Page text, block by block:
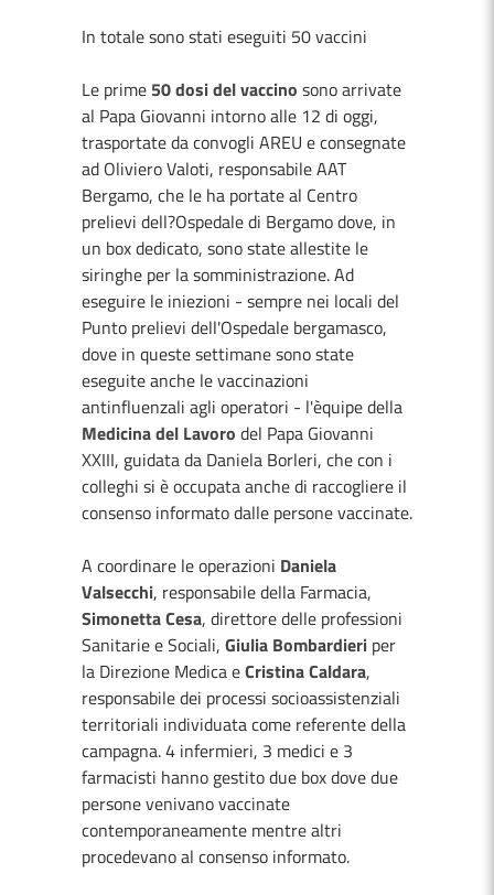
In totale sono stati eseguiti 50 vaccini
Le prime 50 dosi del vaccino sono arrivate
al Papa Giovanni intorno alle 12 di oggi,
trasportate da convogli AREU e consegnate
ad Oliviero Valoti, responsabile AAT
Bergamo, che le ha portate al Centro
prelievi dell?Ospedale di Bergamo dove, in
un box dedicato, sono state allestite le
siringhe per la somministrazione. Ad
eseguire le iniezioni - sempre nei locali del
Punto prelievi dell'Ospedale bergamasco,
dove in queste settimane sono state
eseguite anche le vaccinazioni
antinfluenzali agli operatori - l'èquipe della
Medicina del Lavoro del Papa Giovanni
XXIII, guidata da Daniela Borleri, che con i
colleghi si è occupata anche di raccogliere il
consenso informato dalle persone vaccinate.
A coordinare le operazioni Daniela
Valsecchi, responsabile della Farmacia,
Simonetta Cesa, direttore delle professioni
Sanitarie e Sociali, Giulia Bombardieri per
la Direzione Medica eCristina Caldara,
responsabile dei processi socioassistenziali
territoriali individuata come referente della
campagna. 4 infermieri, 3 medici e 3
farmacisti hanno gestito due box dove due
persone venivano vaccinate
contemporaneamente mentre altri
procedevano al consenso informato.